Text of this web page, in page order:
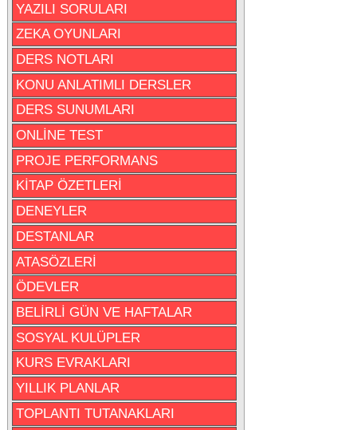
YAZILI SORULARI
ZEKA OYUNLARI
DERS NOTLARI
KONU ANLATIMLI DERSLER
DERS SUNUMLARI
ONLİNE TEST
PROJE PERFORMANS
KİTAP ÖZETLERİ
DENEYLER
DESTANLAR
ATASÖZLERİ
ÖDEVLER
BELİRLİ GÜN VE HAFTALAR
SOSYAL KULÜPLER
KURS EVRAKLARI
YILLIK PLANLAR
TOPLANTI TUTANAKLARI